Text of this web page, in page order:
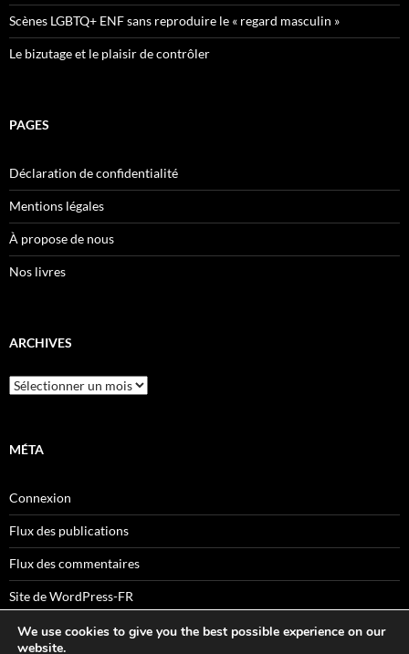
Scènes LGBTQ+ ENF sans reproduire le « regard masculin »
Le bizutage et le plaisir de contrôler
PAGES
Déclaration de confidentialité
Mentions légales
À propose de nous
Nos livres
ARCHIVES
Archives
MÉTA
Connexion
Flux des publications
Flux des commentaires
Site de WordPress-FR
We use cookies to give you the best possible experience on our
website.